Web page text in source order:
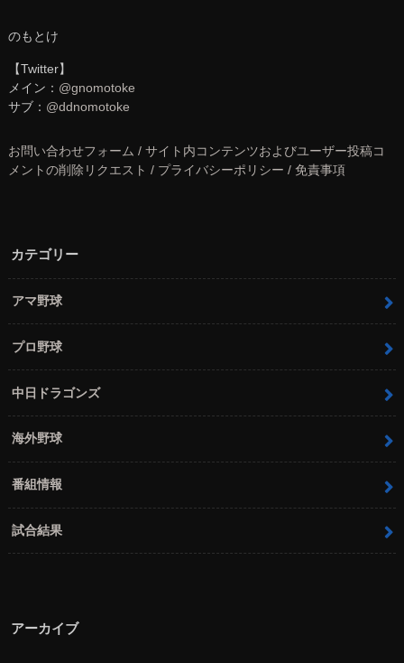
のもとけ
【Twitter】
メイン： @gnomotoke
サブ： @ddnomotoke
お問い合わせフォーム / サイト内コンテンツおよびユーザー投稿コ
メントの削除リクエスト / プライバシーポリシー / 免責事項
カテゴリー
アマ野球
プロ野球
中日ドラゴンズ
海外野球
番組情報
試合結果
アーカイブ